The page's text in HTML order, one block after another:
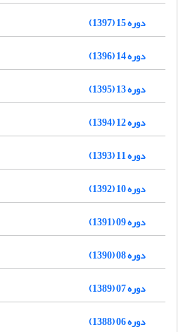
دوره 15 (1397)
دوره 14 (1396)
دوره 13 (1395)
دوره 12 (1394)
دوره 11 (1393)
دوره 10 (1392)
دوره 09 (1391)
دوره 08 (1390)
دوره 07 (1389)
دوره 06 (1388)